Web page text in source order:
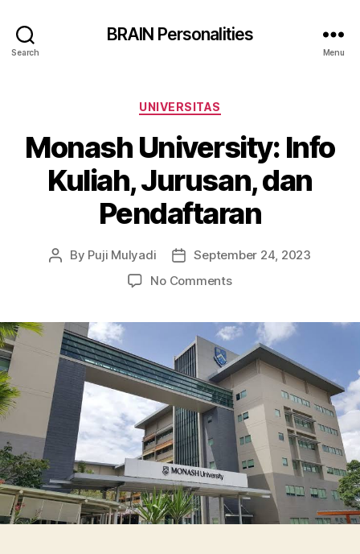
Search
BRAIN Personalities
Menu
Categories
UNIVERSITAS
Monash University: Info
Kuliah, Jurusan, dan
Pendaftaran
Post
By Puji Mulyadi
PostSeptember 24, 2023
No Commentson
Info
Kuliah,
Jurusan,
dan
Pendaftaran